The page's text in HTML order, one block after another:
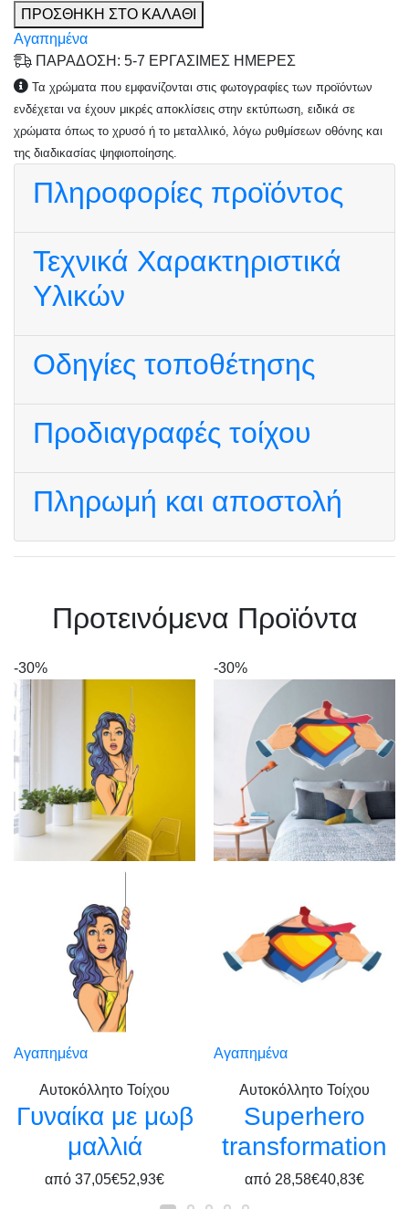
ΠΡΟΣΘΗΚΗ ΣΤΟ ΚΑΛΑΘΙ
Αγαπημένα
ΠΑΡΑΔΟΣΗ: 5-7 ΕΡΓΑΣΙΜΕΣ ΗΜΕΡΕΣ
Τα χρώματα που εμφανίζονται στις φωτογραφίες των προϊόντων
ενδέχεται να έχουν μικρές αποκλίσεις στην εκτύπωση, ειδικά σε
χρώματα όπως το χρυσό ή το μεταλλικό, λόγω ρυθμίσεων οθόνης και
της διαδικασίας ψηφιοποίησης.
Πληροφορίες προϊόντος
Τεχνικά Χαρακτηριστικά
Υλικών
Οδηγίες τοποθέτησης
Προδιαγραφές τοίχου
Πληρωμή και αποστολή
Πρoτεινόμενα Προϊόντα
-30%
Αγαπημένα
Αυτοκόλλητο Τοίχου
Γυναίκα με μωβ
μαλλιά
από 37,05€52,93€
-30%
Αγαπημένα
Αυτοκόλλητο Τοίχου
Superhero
transformation
από 28,58€40,83€